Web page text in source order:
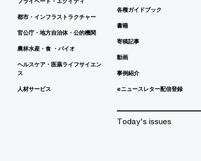
都市・インフラストラクチャー
官公庁・地方自治体・公的機関
農林水産・食 ・バイオ
ヘルスケア・医薬ライフサイエン
ス
人材サービス
各種ガイドブック
書籍
寄稿記事
動画
事例紹介
eニュースレター配信登録
Today's issues